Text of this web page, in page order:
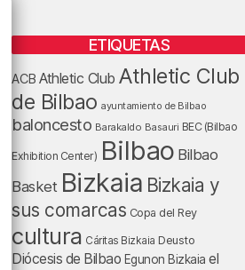
ETIQUETAS
ACB Athletic Club Athletic Club
de Bilbao ayuntamiento de Bilbao
baloncesto Barakaldo Basauri BEC (Bilbao
Exhibition Center) Bilbao Bilbao
Basket Bizkaia Bizkaia y
sus comarcas Copa del Rey
cultura Cáritas Bizkaia Deusto
Diócesis de Bilbao Egunon Bizkaia el